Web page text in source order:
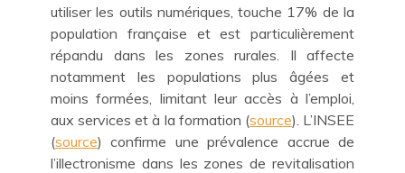
utiliser les outils numériques, touche 17% de la
population française et est particulièrement
répandu dans les zones rurales. Il affecte
notamment les populations plus âgées et
moins formées, limitant leur accès à l’emploi,
aux services et à la formation (source). L’INSEE
(source) confirme une prévalence accrue de
l’illectronisme dans les zones de revitalisation